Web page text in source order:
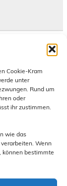
Cookie-Kram
unter
Rund um
oder
ihr zustimmen.
wie das
Wenn
können bestimmte